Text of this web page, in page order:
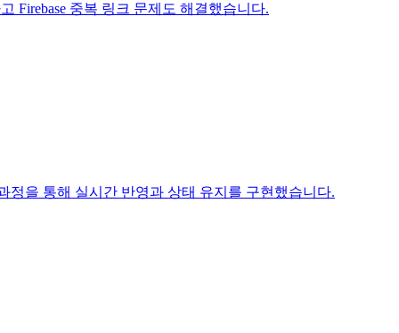
Firebase 중복 링크 문제도 해결했습니다.
정을 통해 실시간 반영과 상태 유지를 구현했습니다.